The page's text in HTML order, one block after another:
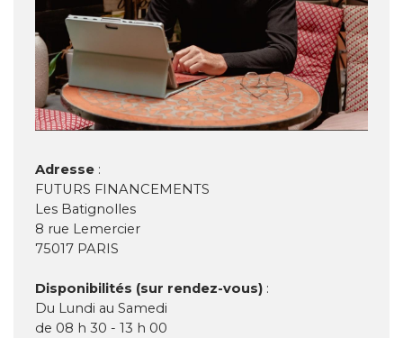
Adresse :
FUTURS FINANCEMENTS
Les Batignolles
8 rue Lemercier
75017 PARIS
Disponibilités (sur rendez-vous) :
Du Lundi au Samedi
de 08 h 30 - 13 h 00